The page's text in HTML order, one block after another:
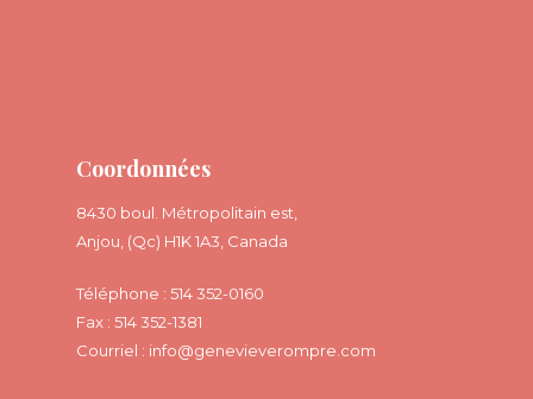
Coordonnées
8430 boul. Métropolitain est,
Anjou, (Qc) H1K 1A3, Canada
Téléphone : 514 352-0160
Fax : 514 352-1381
Courriel : info@genevieverompre.com